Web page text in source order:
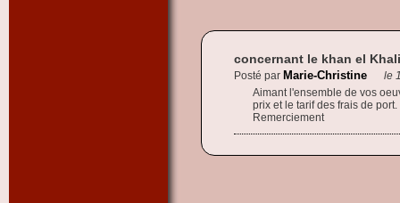
concernant le khan el
Posté par Marie-Christine
le
Aimant l'ensemble de vos
prix et le tarif des frais de port.
Remerciement